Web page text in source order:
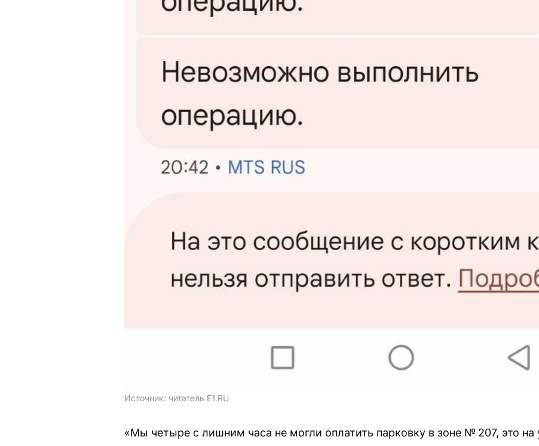
Источник: читатель E1.RU
«Мы четыре с лишним часа не могли оплатить парковку в зоне № 207, это